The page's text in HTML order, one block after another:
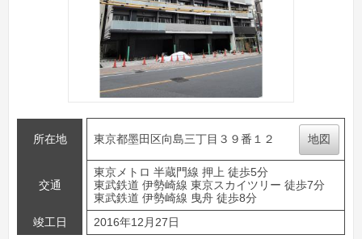
所在地 東京都墨田区向島三丁目３９番１２ 地図
交通
東京メトロ 半蔵門線 押上 徒歩5分
東武鉄道 伊勢崎線 東京スカイツリー 徒歩7分
東武鉄道 伊勢崎線 曳舟 徒歩8分
竣工日
2016年12月27日